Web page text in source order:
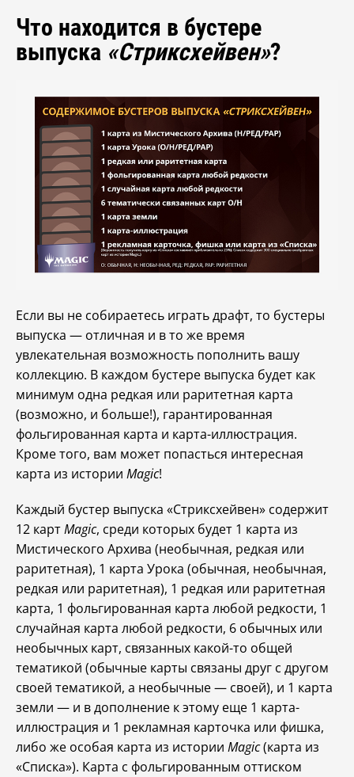
Что находится в бустере
выпуска «Стриксхейвен»?
Если вы не собираетесь играть драфт, то бустеры
выпуска — отличная и в то же время
увлекательная возможность пополнить вашу
коллекцию. В каждом бустере выпуска будет как
минимум одна редкая или раритетная карта
(возможно, и больше!), гарантированная
фольгированная карта и карта-иллюстрация.
Кроме того, вам может попасться интересная
карта из истории Magic!
Каждый бустер выпуска «Стриксхейвен» содержит
12 картMagic, среди которых будет 1 карта из
Мистического Архива (необычная, редкая или
раритетная), 1 карта Урока (обычная, необычная,
редкая или раритетная), 1 редкая или раритетная
карта, 1 фольгированная карта любой редкости, 1
случайная карта любой редкости, 6 обычных или
необычных карт, связанных какой-то общей
тематикой (обычные карты связаны друг с другом
своей тематикой, а необычные — своей), и 1 карта
земли — и в дополнение к этому еще 1 карта-
иллюстрация и 1 рекламная карточка или фишка,
либо же особая карта из истории Magic(карта из
«Списка»). Карта с фольгированным оттиском